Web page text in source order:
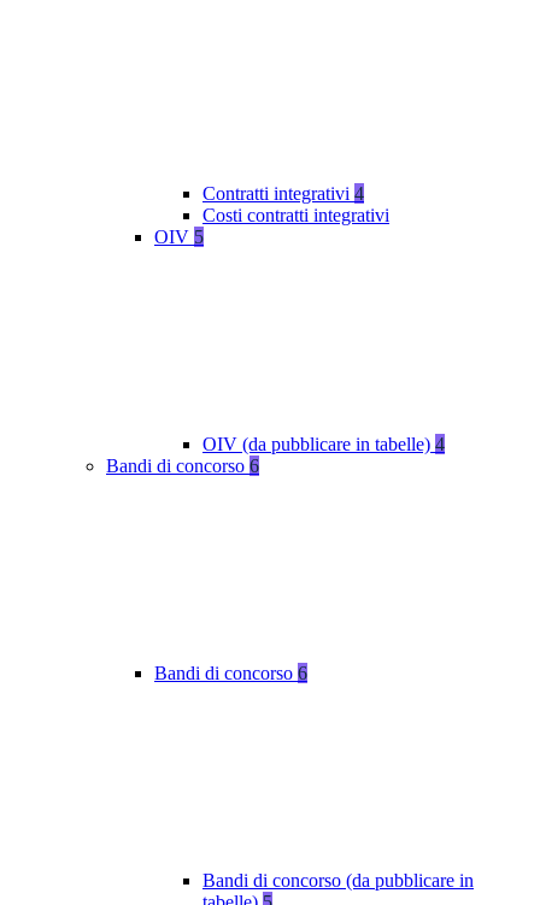
Contratti integrativi 4
Costi contratti integrativi
OIV 5
OIV (da pubblicare in tabelle) 4
Bandi di concorso 6
Bandi di concorso 6
Bandi di concorso (da pubblicare in